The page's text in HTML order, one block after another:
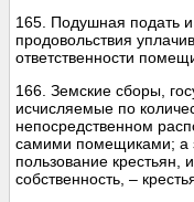
165. Подушная подать
продовольствия
ответственности
166. Земские сборы,
исчисляемые по
непосредственном
самими помещиками; а
пользование
собственность, –